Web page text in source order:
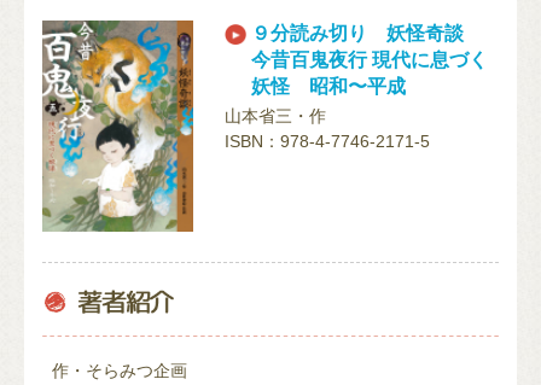
９分読み切り 妖怪奇談
今昔百鬼夜行 現代に息づく
妖怪 昭和〜平成
山本省三・作
ISBN：978-4-7746-2171-5
作・そらみつ企画